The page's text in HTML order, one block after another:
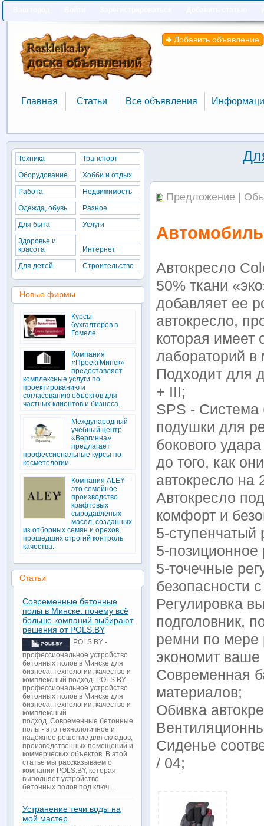
Добавить объявление
Главная
Главная
Статьи
Статьи
Все объявления
Все объявления
Предложение |
Автокресло
50% ткани
добавляет ее
автокресло,
которая имеет
лабораторий в
Подходит для
+ III;
SPS - Система
подушки для
бокового удара
до того, как
автокресло на
Автокресло
комфорт и
5-ступенчатый
5-позиционное
5-точечные
безопасности
Регулировка
подголовник,
ремни по мере
экономит
Современная
материалов;
Обивка
Сиденье
/ 04;
Техника
Транспорт
Оборудование
Хобби и отдых
Работа
Недвижимость
Одежда, обувь
Разное
Для быта
Услуги
Здоровье и
красота
Интернет
Для детей
Строительство
Новые фирмы
Курсы
бухгалтеров в
Гомеле
Компания
«ПроектМинск»
предоставляет
комплексные услуги по
проектированию и
согласованию объектов для
частных клиентов и бизнеса.
Международный
учебный центр
«Вергинна»
предлагает
профессиональные курсы по
косметологии
Компания ALEY –
это семейное
производство
крафтовых
сыродавленых
масел, созданных
из отборных семян и орехов,
прошедших строгий контроль
качества.
Статьи
Современные бетонные
полы в Минске: почему всё
больше компаний выбирают
решения от POLS.BY
POLS.BY -
профессиональное устройство
бетонных полов в Минске для
бизнеса: технологии, качество и
комплексный подход..POLS.BY -
профессиональное устройство
бетонных полов в Минске для
бизнеса: технологии, качество и
комплексный
подход..Современные бетонные
полы - это технологичное и
надёжное решение для складов,
производственных помещений и
коммерческих объектов. В этой
статье мы рассказываем о
компании POLS.BY, которая
выполняет устройство
бетонных полов под ключ...
Устранение течи воды на
мой мастер